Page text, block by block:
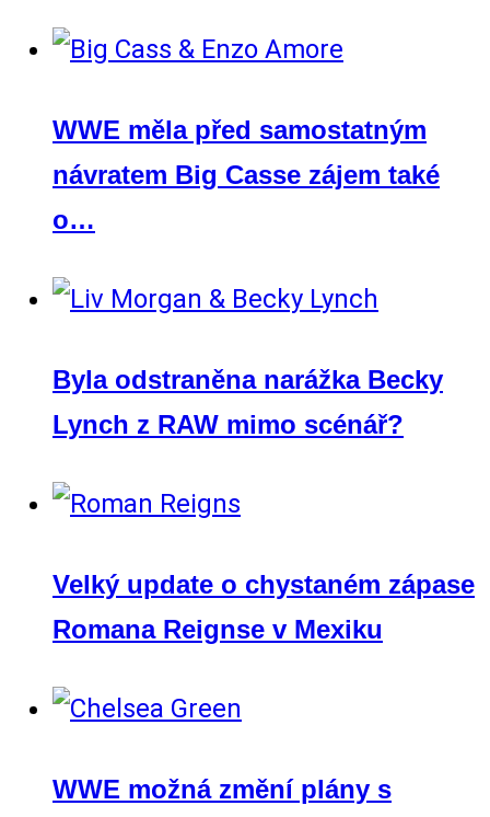
WWE měla před samostatným
návratem Big Casse zájem také
o…
Byla odstraněna narážka Becky
Lynch z RAW mimo scénář?
Velký update o chystaném zápase
Romana Reignse v Mexiku
WWE možná změní plány s